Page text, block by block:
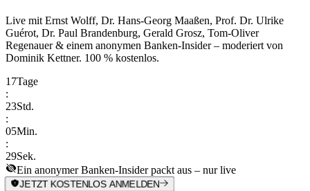
Live mit Ernst Wolff, Dr. Hans-Georg Maaßen, Prof. Dr. Ulrike
Guérot, Dr. Paul Brandenburg, Gerald Grosz, Tom-Oliver
Regenauer & einem anonymen Banken-Insider– moderiert von
Dominik Kettner. 100 % kostenlos.
17Tage
:
23Std.
:
05Min.
:
29Sek.
Ein anonymer Banken-Insider packt aus – nur live
JETZT KOSTENLOS ANMELDEN